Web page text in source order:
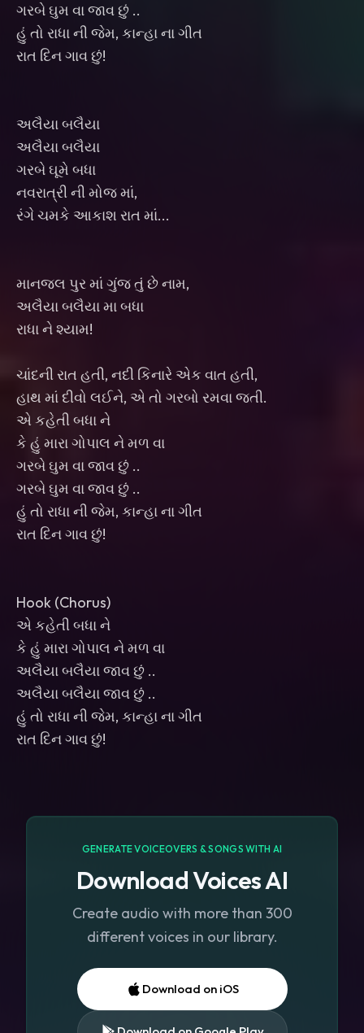
ગરબે ઘુમ વા જાવ છું ..
હું તો રાધા ની જેમ, કાન્હા ના ગીત
રાત દિન ગાવ છું!
અલૈયા બલૈયા
અલૈયા બલૈયા
ગરબે ઘૂમે બધા
નવરાત્રી ની મોજ માં,
રંગે ચમકે આકાશ રાત માં...
માનજલ પુર માં ગુંજ તું છે નામ,
અલૈયા બલૈયા મા બધા
રાધા ને શ્યામ!
ચાંદની રાત હતી, નદી કિનારે એક વાત હતી,
હાથ માં દીવો લઈને, એ તો ગરબો રમવા જતી.
એ કહેતી બધા ને
કે હું મારા ગોપાલ ને મળ વા
ગરબે ઘુમ વા જાવ છું ..
ગરબે ઘુમ વા જાવ છું ..
હું તો રાધા ની જેમ, કાન્હા ના ગીત
રાત દિન ગાવ છું!
Hook (Chorus)
એ કહેતી બધા ને
કે હું મારા ગોપાલ ને મળ વા
અલૈયા બલૈયા જાવ છું ..
અલૈયા બલૈયા જાવ છું ..
હું તો રાધા ની જેમ, કાન્હા ના ગીત
GENERATE VOICEOVERS & SONGS WITH AI
Download Voices AI
Create audio with more than 300
different voices in our library.
Download on iOS